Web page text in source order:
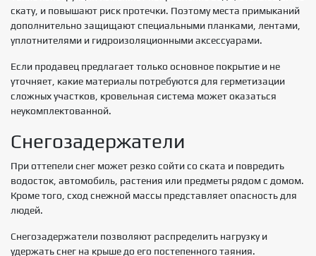
скату, и повышают риск протечки. Поэтому места примыканий
дополнительно защищают специальными планками, лентами,
уплотнителями и гидроизоляционными аксессуарами.
Если продавец предлагает только основное покрытие и не
уточняет, какие материалы потребуются для герметизации
сложных участков, кровельная система может оказаться
неукомплектованной.
Снегозадержатели
При оттепели снег может резко сойти со ската и повредить
водосток, автомобиль, растения или предметы рядом с домом.
Кроме того, сход снежной массы представляет опасность для
людей.
Снегозадержатели позволяют распределить нагрузку и
удержать снег на крыше до его постепенного таяния.